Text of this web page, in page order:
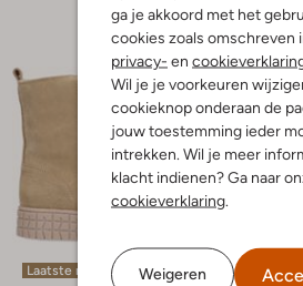
ga je akkoord met het
cookies zoals omschreven
privacy- en
Wil je je voorkeuren
cookieknop onderaan de
jouw toestemming ieder
intrekken. Wil je meer
klacht indienen? Ga naar
cookieverklaring
Weigeren
Laatste maten